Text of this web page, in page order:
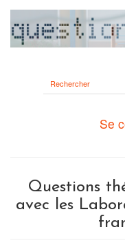
Se
Questions
avec les